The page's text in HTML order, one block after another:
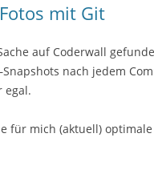
mit Git
auf Coderwall
nach jedem
egal.
für mich (aktuell)